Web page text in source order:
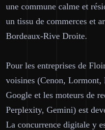
une commune calme et
un tissu de commerces et
Bordeaux-Rive Droite.
Pour les entreprises de
voisines (Cenon, Lormont,
Google et les moteurs de
Perplexity, Gemini) est
La concurrence digitale y